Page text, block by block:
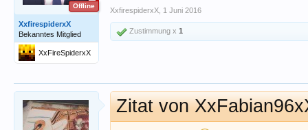
Offline
XxfirespiderxX
Bekanntes Mitglied
XxFireSpiderxX
XxfirespiderxX 1 Juni 2016
Zustimmung x 1
Zitat von